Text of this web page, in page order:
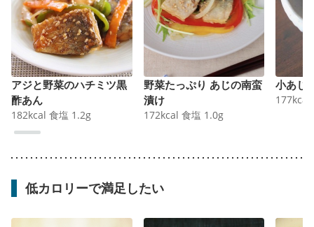
アジと野菜のハチミツ黒
酢あん
182kcal 食塩 1.2g
野菜たっぷり あじの南蛮
漬け
172kcal 食塩 1.0g
小あじ
177kcal
低カロリーで満足したい